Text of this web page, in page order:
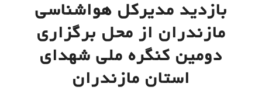
بازدید مدیرکل هواشناسی
مازندران از محل برگزاری
دومین کنگره ملی شهدای
استان مازندران